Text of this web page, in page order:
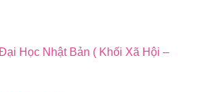
Học Nhật Bản ( Khối Xã Hội –